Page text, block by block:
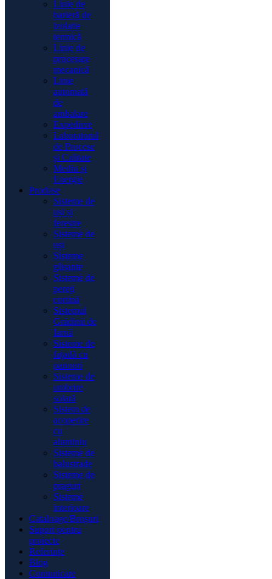
Linie de
barieră de
izolație
termică
Linie de
procesare
mecanică
Linie
automată
de
ambalare
Expediere
Laboratorul
de Procese
și Calitate
Mediu și
Energie
Produse
Sisteme de
uși și
ferestre
Sisteme de
uși
Sisteme
glisante
Sisteme de
pereți
cortină
Sistemul
Grădinii de
Iarnă
Sisteme de
fațadă cu
panouri
Sisteme de
umbrire
solară
Sistem de
acoperire
cu
aluminiu
Sisteme de
balustrade
Sisteme de
praguri
Sisteme
interioare
Cataloage/Broșuri
Suport pentru
proiecte
Referințe
Blog
Comunicare